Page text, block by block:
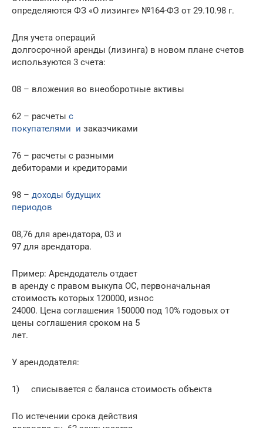
определяются ФЗ «О лизинге» №164-ФЗ от 29.10.98 г.
Для учета операций
долгосрочной аренды (лизинга) в новом плане счетов
используются 3 счета:
08 – вложения во внеоборотные активы
62 – расчеты с
покупателями и заказчиками
76 – расчеты с разными
дебиторами и кредиторами
98 – доходы будущих
периодов
08,76 для арендатора, 03 и
97 для арендатора.
Пример: Арендодатель отдает
в аренду с правом выкупа ОС, первоначальная
стоимость которых 120000, износ
24000. Цена соглашения 150000 под 10% годовых от
цены соглашения сроком на 5
лет.
У арендодателя:
1) списывается с баланса стоимость объекта
По истечении срока действия